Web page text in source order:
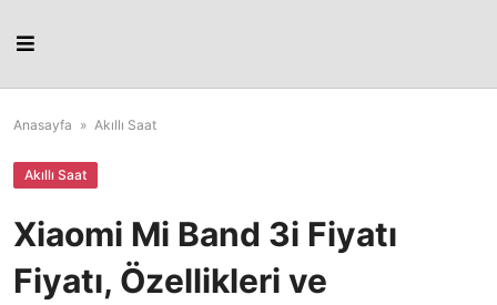
content
Anasayfa » Akıllı Saat
Akıllı Saat
Xiaomi Mi Band 3i Fiyatı
Fiyatı, Özellikleri ve